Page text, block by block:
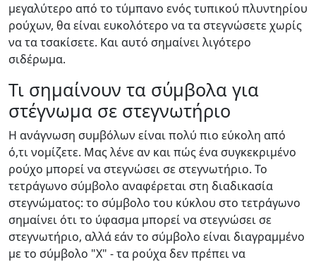
μεγαλύτερο από το τύμπανο ενός τυπικού πλυντηρίου
ρούχων, θα είναι ευκολότερο να τα στεγνώσετε χωρίς
να τα τσακίσετε. Και αυτό σημαίνει λιγότερο
σιδέρωμα.
Τι σημαίνουν τα σύμβολα για
στέγνωμα σε στεγνωτήριο
Η ανάγνωση συμβόλων είναι πολύ πιο εύκολη από
ό,τι νομίζετε. Μας λένε αν και πώς ένα συγκεκριμένο
ρούχο μπορεί να στεγνώσει σε στεγνωτήριο. Το
τετράγωνο σύμβολο αναφέρεται στη διαδικασία
στεγνώματος: το σύμβολο του κύκλου στο τετράγωνο
σημαίνει ότι το ύφασμα μπορεί να στεγνώσει σε
στεγνωτήριο, αλλά εάν το σύμβολο είναι διαγραμμένο
με το σύμβολο "X" - τα ρούχα δεν πρέπει να